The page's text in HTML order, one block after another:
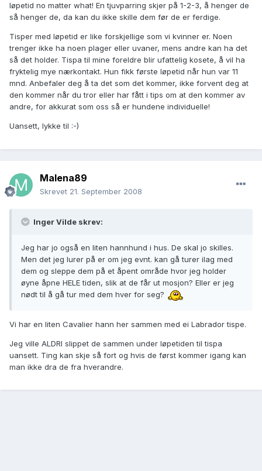
løpetid no matter what! En tjuvparring skjer på 1-2-3, å henger de
så henger de, da kan du ikke skille dem før de er ferdige.
Tisper med løpetid er like forskjellige som vi kvinner er. Noen
trenger ikke ha noen plager eller uvaner, mens andre kan ha det
så det holder. Tispa til mine foreldre blir ufattelig kosete, å vil ha
fryktelig mye nærkontakt. Hun fikk første løpetid når hun var 11
mnd. Anbefaler deg å ta det som det kommer, ikke forvent deg at
den kommer når du tror eller har fått i tips om at den kommer av
andre, for akkurat som oss så er hundene individuelle!
Uansett, lykke til :-)
Malena89
Skrevet 21. September 2008
Inger Vilde skrev:
Jeg har jo også en liten hannhund i hus. De skal jo skilles.
Men det jeg lurer på er om jeg evnt. kan gå turer ilag med
dem og sleppe dem på et åpent område hvor jeg holder
øyne åpne HELE tiden, slik at de får ut mosjon? Eller er jeg
nødt til å gå tur med dem hver for seg?
Vi har en liten Cavalier hann her sammen med ei Labrador tispe.
Jeg ville ALDRI slippet de sammen under løpetiden til tispa
uansett. Ting kan skje så fort og hvis de først kommer igang kan
man ikke dra de fra hverandre.